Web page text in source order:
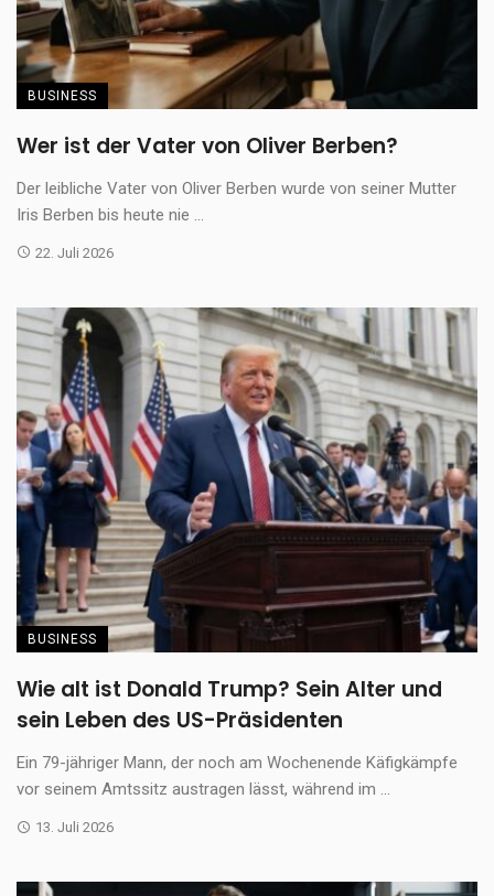
BUSINESS
Wer ist der Vater von Oliver Berben?
Der leibliche Vater von Oliver Berben wurde von seiner Mutter
Iris Berben bis heute nie ...
22. Juli 2026
BUSINESS
Wie alt ist Donald Trump? Sein Alter und
sein Leben des US-Präsidenten
Ein 79-jähriger Mann, der noch am Wochenende Käfigkämpfe
vor seinem Amtssitz austragen lässt, während im ...
13. Juli 2026